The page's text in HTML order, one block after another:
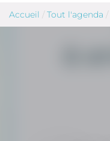
Accueil / Tout l'agenda /